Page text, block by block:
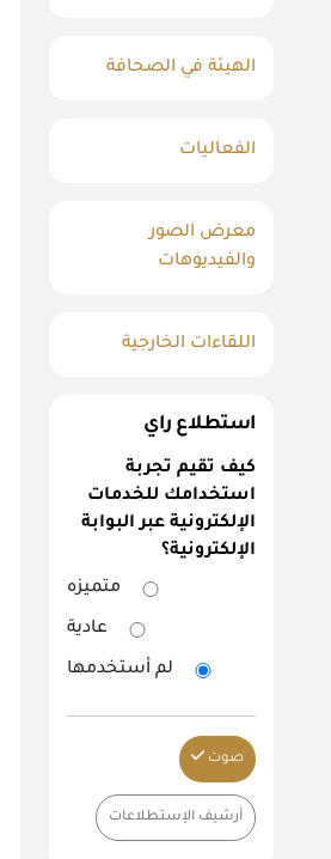
الهيئة في الصحافة
الفعاليات
معرض الصور
والفيديوهات
اللقاءات الخارجية
استطلاع راي
كيف تقيم تجربة
استخدامك للخدمات
الإلكترونية عبر البوابة
الإلكترونية؟
متميزه
عادية
لم أستخدمها
صوت
أرشيف الإستطلاعات